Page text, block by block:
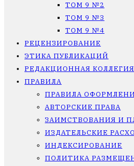
ТОМ 9 №2
ТОМ 9 №3
ТОМ 9 №4
РЕЦЕНЗИРОВАНИЕ
ЭТИКА ПУБЛИКАЦИЙ
РЕДАКЦИОННАЯ КОЛЛЕГИЯ
ПРАВИЛА
ПРАВИЛА
АВТОРСКИЕ ПРАВА
ЗАИМСТВОВАНИЯ И
ИЗДАТЕЛЬСКИЕ
ИНДЕКСИРОВАНИЕ
ПОЛИТИКА